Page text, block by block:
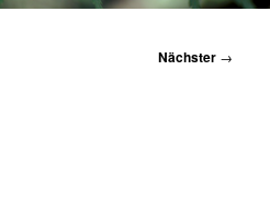
Nächster →